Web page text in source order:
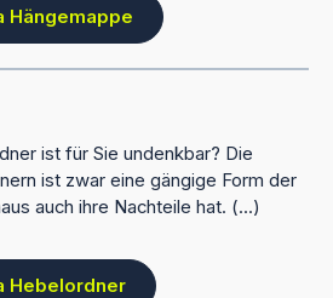
Hängemappe
ist für Sie undenkbar? Die
ist zwar eine gängige Form der
auch ihre Nachteile hat. (...)
Hebelordner